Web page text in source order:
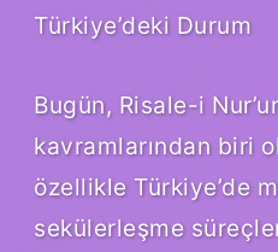
Türkiye’deki Durum
Bugün, Risale-i
kavramlarından biri
özellikle Türkiye’de
sekülerleşme